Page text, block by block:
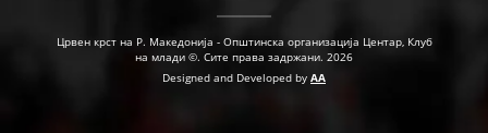
Црвен крст на Р. Македонија - Општинска организација Центар, Клуб
на млади ©. Сите права задржани. 2026
Designed and Developed by AA